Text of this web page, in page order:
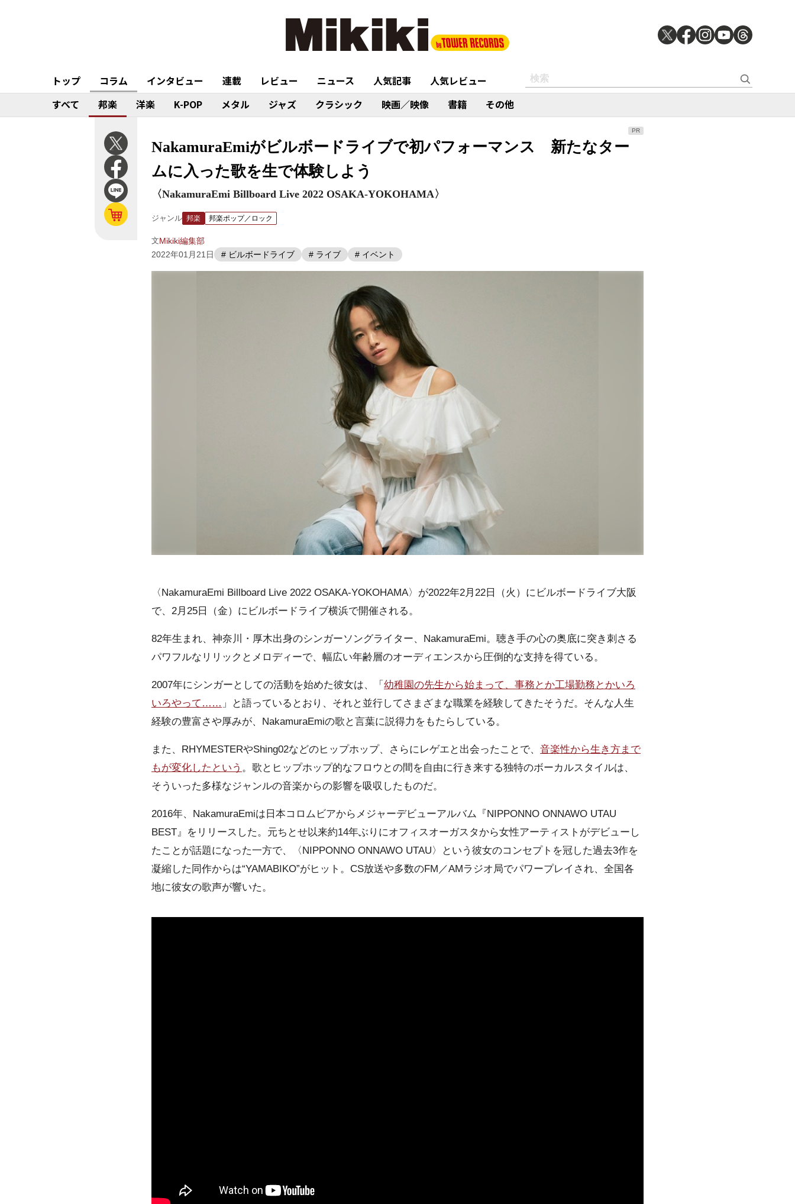
トップ コラム インタビュー 連載 レビュー ニュース 人気記事
人気レビュー
すべて
邦楽 洋楽 K-POP メタル ジャズ クラシック 映画／映像 書籍 その他
NakamuraEmiがビルボードライブで初パフォーマンス 新たなター
ムに入った歌を生で体験しよう
〈NakamuraEmi Billboard Live 2022 OSAKA-YOKOHAMA〉
ジャンル 邦楽 邦楽ポップ／ロック
文Mikiki編集部
2022年01月21日
# ビルボードライブ # ライブ # イベント
〈NakamuraEmi Billboard Live 2022 OSAKA-YOKOHAMA〉が2022年2月22日（火）にビルボードライブ大阪
で、2月25日（金）にビルボードライブ横浜で開催される。
82年生まれ、神奈川・厚木出身のシンガーソングライター、NakamuraEmi。聴き手の心の奥底に突き刺さる
パワフルなリリックとメロディーで、幅広い年齢層のオーディエンスから圧倒的な支持を得ている。
2007年にシンガーとしての活動を始めた彼女は、「 幼稚園の先生から始まって、事務とか工場勤務とかいろ
いろやって…… 」と語っているとおり、それと並行してさまざまな職業を経験してきたそうだ。そんな人生
経験の豊富さや厚みが、NakamuraEmiの歌と言葉に説得力をもたらしている。
また、RHYMESTERやShing02などのヒップホップ、さらにレゲエと出会ったことで、 音楽性から生き方まで
もが変化したという 。歌とヒップホップ的なフロウとの間を自由に行き来する独特のボーカルスタイルは、
そういった多様なジャンルの音楽からの影響を吸収したものだ。
2016年、NakamuraEmiは日本コロムビアからメジャーデビューアルバム『NIPPONNO ONNAWO UTAU
BEST』をリリースした。元ちとせ以来約14年ぶりにオフィスオーガスタから女性アーティストがデビューし
たことが話題になった一方で、〈NIPPONNO ONNAWO UTAU〉という彼女のコンセプトを冠した過去3作を
凝縮した同作からは“YAMABIKO”がヒット。CS放送や多数のFM／AMラジオ局でパワープレイされ、全国各
地に彼女の歌声が響いた。